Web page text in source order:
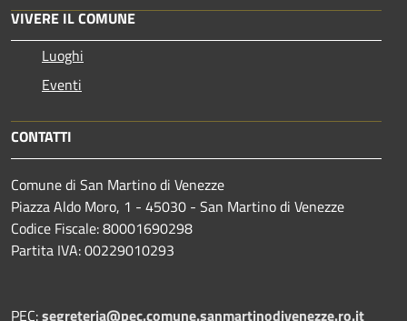
VIVERE IL COMUNE
Luoghi
Eventi
CONTATTI
Comune di San Martino di Venezze
Piazza Aldo Moro, 1 - 45030 - San Martino di Venezze
Codice Fiscale: 80001690298
Partita IVA: 00229010293
PEC:segreteria@pec.comune.sanmartinodivenezze.ro.it